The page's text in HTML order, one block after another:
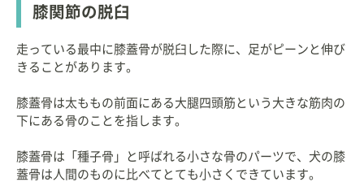
膝関節の脱臼
走っている最中に膝蓋骨が脱臼した際に、足がピーンと伸び
きることがあります。
膝蓋骨は太ももの前面にある大腿四頭筋という大きな筋肉の
下にある骨のことを指します。
膝蓋骨は「種子骨」と呼ばれる小さな骨のパーツで、犬の膝
蓋骨は人間のものに比べてとても小さくできています。